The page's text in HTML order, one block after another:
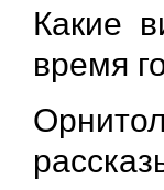
Какие
время